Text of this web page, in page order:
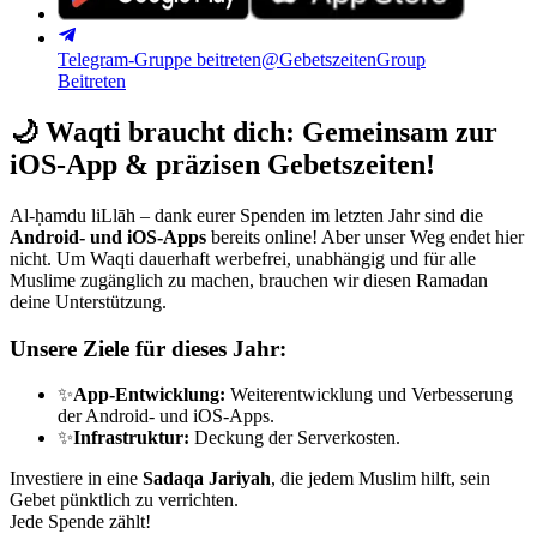
Telegram-Gruppe beitreten@GebetszeitenGroup
Beitreten
🌙 Waqti braucht dich: Gemeinsam zur
iOS-App & präzisen Gebetszeiten!
Al-ḥamdu liLlāh – dank eurer Spenden im letzten Jahr sind die
Android- und iOS-Apps bereits online! Aber unser Weg endet hier
nicht. Um Waqti dauerhaft werbefrei, unabhängig und für alle
Muslime zugänglich zu machen, brauchen wir diesen Ramadan
deine Unterstützung.
Unsere Ziele für dieses Jahr:
✨App-Entwicklung: Weiterentwicklung und Verbesserung
der Android- und iOS-Apps.
✨Infrastruktur: Deckung der Serverkosten.
Investiere in eine Sadaqa Jariyah, die jedem Muslim hilft, sein
Gebet pünktlich zu verrichten.
Jede Spende zählt!